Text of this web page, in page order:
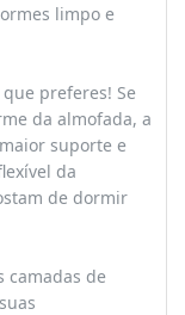
limpo e
preferes! Se
da almofada, a
suporte e
da
de dormir
camadas de